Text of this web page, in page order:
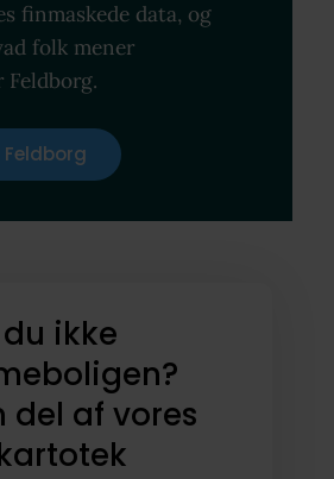
finmaskede data, og
folk mener
Feldborg.
Feldborg
ikke
del af vores